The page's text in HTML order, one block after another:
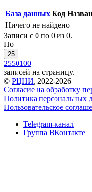
База данных Код
Ничего не найдено
Записи с 0 по 0 из 0.
По
25
2550100
записей на страницу.
© РЦНИ, 2022-2026
Согласие на обработку
Политика персональных
Пользовательское
Telegram-канал
Группа ВКонтакте